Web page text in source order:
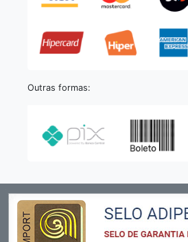
Outras formas: